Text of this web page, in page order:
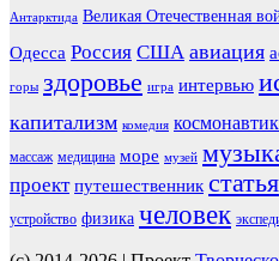
Антарктида Великая Отечественная
Одесса Россия США авиация
горы здоровье игра интервью
капитализм комедия
массаж медицина море музей
проект путешественник статья
устройство физика человек